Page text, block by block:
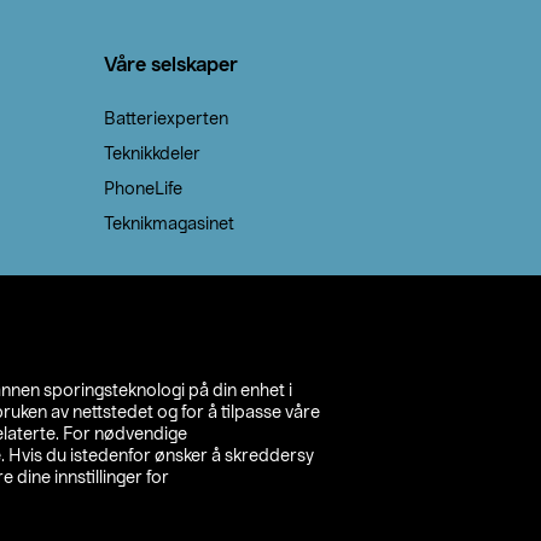
sporingsteknologi på din enhet i
av nettstedet og for å tilpasse våre
For nødvendige
Hvis du istedenfor ønsker å skreddersy
dine innstillinger for
Våre selskaper
Batteriexperten
Teknikkdeler
PhoneLife
Teknikmagasinet